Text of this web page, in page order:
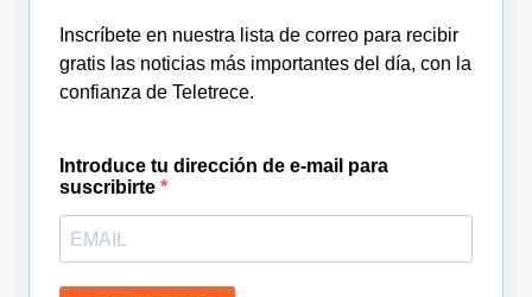
Inscríbete en nuestra lista de correo para recibir
gratis las noticias más importantes del día, con la
confianza de Teletrece.
Introduce tu dirección de e-mail para
suscribirte